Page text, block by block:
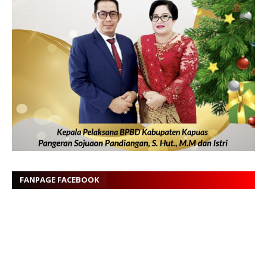
FANPAGE FACEBOOK